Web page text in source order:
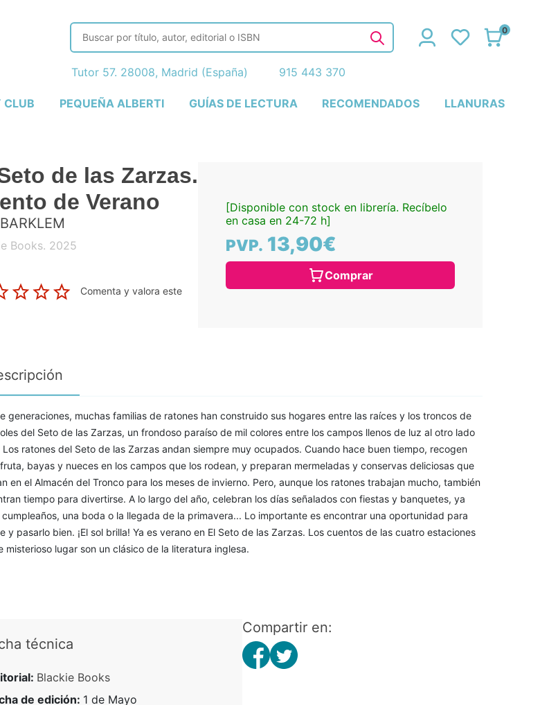
CLUB PEQUEÑA ALBERTI GUÍAS DE LECTURA RECOMENDADOS LLANURAS
0
Tutor 57. 28008, Madrid (España) 915 443 370
de las Zarzas.
de Verano
Books. 2025
Comenta y valora este
[Disponible con stock en librería. Recíbelo
en casa en 24-72 h]
PVP. 13,90€
Comprar
generaciones, muchas familias de ratones han construido sus hogares entre las raíces y los troncos de
del Seto de las Zarzas, un frondoso paraíso de mil colores entre los campos llenos de luz al otro lado
Los ratones del Seto de las Zarzas andan siempre muy ocupados. Cuando hace buen tiempo, recogen
bayas y nueces en los campos que los rodean, y preparan mermeladas y conservas deliciosas que
en el Almacén del Tronco para los meses de invierno. Pero, aunque los ratones trabajan mucho, también
tiempo para divertirse. A lo largo del año, celebran los días señalados con fiestas y banquetes, ya
cumpleaños, una boda o la llegada de la primavera... Lo importante es encontrar una oportunidad para
y pasarlo bien. ¡El sol brilla! Ya es verano en El Seto de las Zarzas. Los cuentos de las cuatro estaciones
misterioso lugar son un clásico de la literatura inglesa.
técnica
Blackie Books
de edición: 1 de Mayo
Compartir en: